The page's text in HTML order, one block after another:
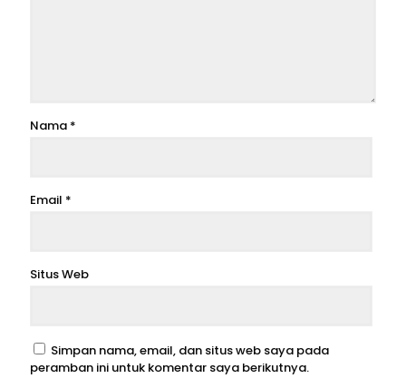
Nama *
Email *
Situs Web
Simpan nama, email, dan situs web saya pada
peramban ini untuk komentar saya berikutnya.